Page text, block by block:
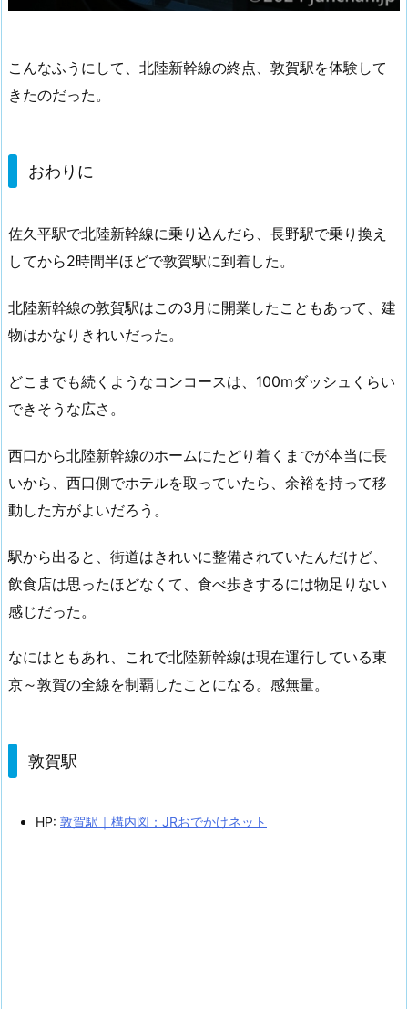
こんなふうにして、北陸新幹線の終点、敦賀駅を体験して
きたのだった。
おわりに
佐久平駅で北陸新幹線に乗り込んだら、長野駅で乗り換え
してから2時間半ほどで敦賀駅に到着した。
北陸新幹線の敦賀駅はこの3月に開業したこともあって、建
物はかなりきれいだった。
どこまでも続くようなコンコースは、100mダッシュくらい
できそうな広さ。
西口から北陸新幹線のホームにたどり着くまでが本当に長
いから、西口側でホテルを取っていたら、余裕を持って移
動した方がよいだろう。
駅から出ると、街道はきれいに整備されていたんだけど、
飲食店は思ったほどなくて、食べ歩きするには物足りない
感じだった。
なにはともあれ、これで北陸新幹線は現在運行している東
京～敦賀の全線を制覇したことになる。感無量。
敦賀駅
HP: 敦賀駅｜構内図：JRおでかけネット